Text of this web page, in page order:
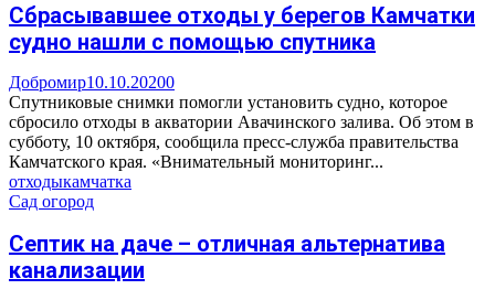
Сбрасывавшее отходы у берегов Камчатки
судно нашли с помощью спутника
Добромир10.10.20200
Спутниковые снимки помогли установить судно, которое
сбросило отходы в акватории Авачинского залива. Об этом в
субботу, 10 октября, сообщила пресс-служба правительства
Камчатского края. «Внимательный мониторинг...
отходыкамчатка
Сад огород
Септик на даче – отличная альтернатива
канализации